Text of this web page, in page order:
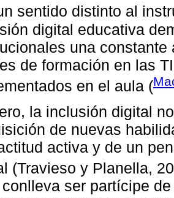
sentido distinto al
digital educativa
una
de formación en las
en el aula (
la inclusión digital
de nuevas
activa y de un
(Travieso y Planella,
ser partícipe